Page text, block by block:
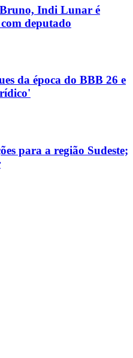
Indi Lunar é
deputado
da época do BBB 26 e
para a região Sudeste;